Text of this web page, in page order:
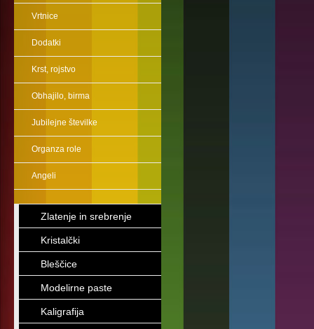
Vrtnice
Dodatki
Krst, rojstvo
Obhajilo, birma
Jubilejne številke
Organza role
Angeli
Zlatenje in srebrenje
Kristalčki
Bleščice
Modelirne paste
Kaligrafija